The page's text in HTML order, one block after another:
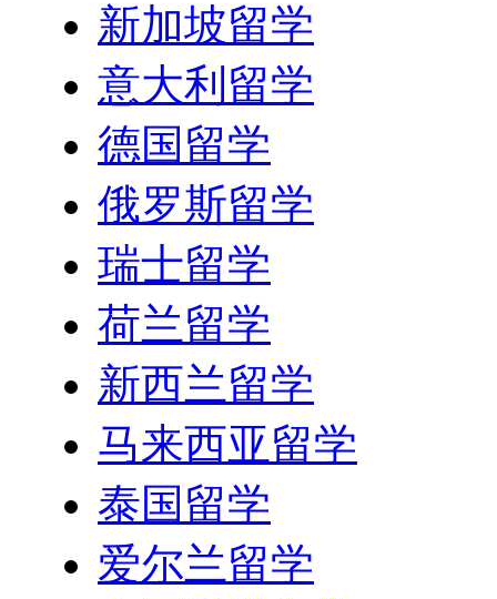
新加坡留学
意大利留学
德国留学
俄罗斯留学
瑞士留学
荷兰留学
新西兰留学
马来西亚留学
泰国留学
爱尔兰留学